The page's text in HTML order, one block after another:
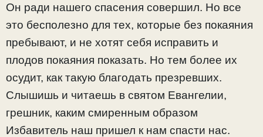
Он ради нашего спасения совершил. Но все
это бесполезно для тех, которые без покаяния
пребывают, и не хотят себя исправить и
плодов покаяния показать. Но тем более их
осудит, как такую благодать презревших.
Слышишь и читаешь в святом Евангелии,
грешник, каким смиренным образом
Избавитель наш пришел к нам спасти нас.